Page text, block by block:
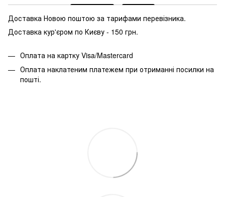
Доставка Новою поштою за тарифами перевізника.
Доставка кур'єром по Києву - 150 грн.
Оплата на картку Visa/Mastercard
Оплата наклатеним платежем при отриманні посилки на
пошті.